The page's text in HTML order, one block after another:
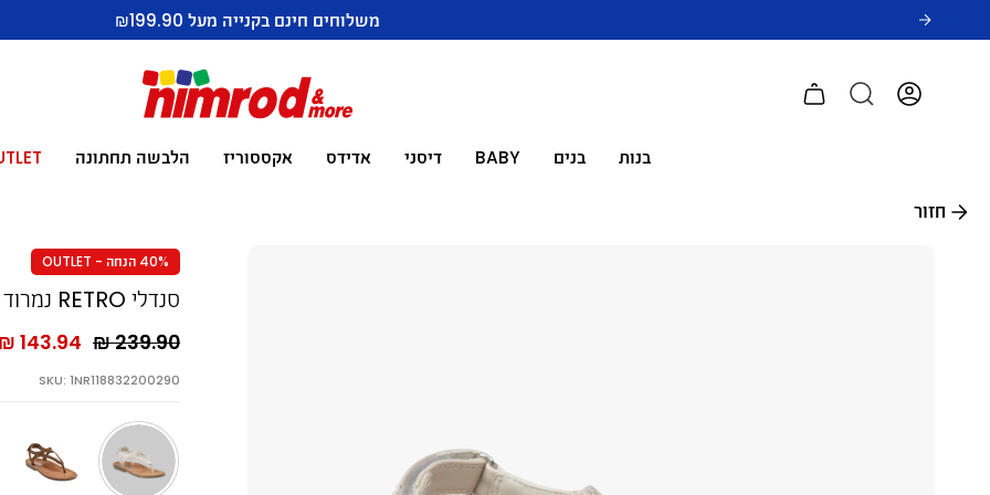
לתוכן
משלוחים חינם בקנייה מעל ₪199.90
חשבון
בנות בנים BABY דיסני אדידס אקססוריז הלבשה תחתונה
חזור
40% הנחה - OUTLET
סנדלי RETRO נמרוד
143.94 ₪ 239.90 ₪
SKU: 1NR118832200290